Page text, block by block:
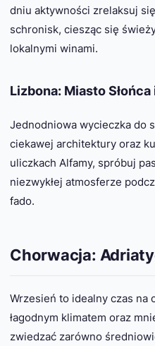
dniu aktywności zrelaksuj
schronisk, ciesząc się
lokalnymi winami.
Lizbona: Miasto
Jednodniowa wycieczka do
ciekawej architektury oraz
uliczkach Alfamy, spróbuj
niezwykłej atmosferze
fado.
Chorwacja:
Wrzesień to idealny czas na
łagodnym klimatem oraz
zwiedzać zarówno